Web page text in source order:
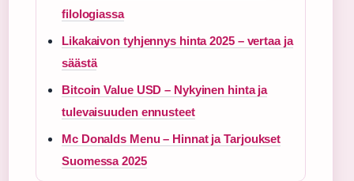
filologiassa
Likakaivon tyhjennys hinta 2025 – vertaa ja
säästä
Bitcoin Value USD – Nykyinen hinta ja
tulevaisuuden ennusteet
Mc Donalds Menu – Hinnat ja Tarjoukset
Suomessa 2025